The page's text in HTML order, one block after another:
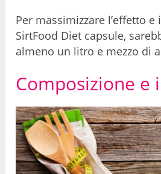
Per massimizzare l’effetto
SirtFood Diet capsule,
almeno un litro e mezzo di
Composizione e